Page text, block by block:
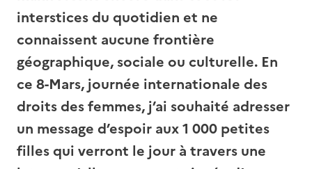
interstices du quotidien et ne
connaissent aucune frontière
géographique, sociale ou culturelle. En
ce 8-Mars, journée internationale des
droits des femmes, j’ai souhaité adresser
un message d’espoir aux 1 000 petites
filles qui verront le jour à travers une